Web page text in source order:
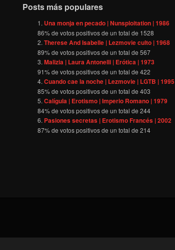
Posts más populares
Una monja en pecado | Nunsploitation | 1986
86% de votos positivos de un total de 1528
Therese And Isabelle | Lezmovie culto | 1968
89% de votos positivos de un total de567
Malizia | Laura Antonelli | Erótica | 1973
91% de votos positivos de un total de422
Cuando cae la noche | Lezmovie | LGTB | 1995
85% de votos positivos de un total de403
Calígula | Erotismo | Imperio Romano | 1979
84% de votos positivos de un total de244
Pasiones secretas | Erotismo Francés | 2002
87% de votos positivos de un total de214